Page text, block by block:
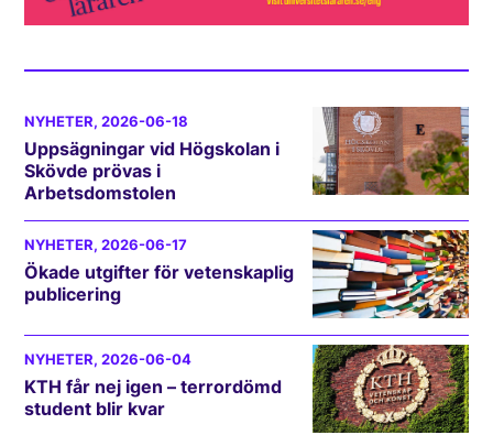
NYHETER, 2026-06-18
Uppsägningar vid Högskolan i
Skövde prövas i
Arbetsdomstolen
NYHETER, 2026-06-17
Ökade utgifter för vetenskaplig
publicering
NYHETER, 2026-06-04
KTH får nej igen – terrordömd
student blir kvar